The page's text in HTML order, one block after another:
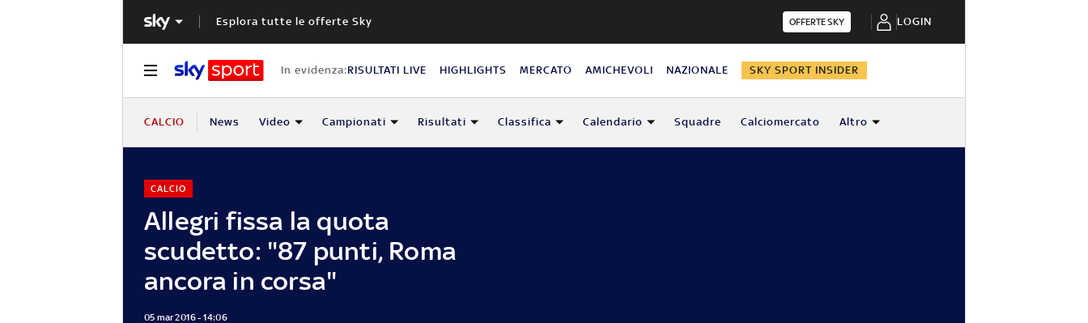
Esplora tutte le offerte Sky OFFERTE SKY LOGIN
In evidenza:RISULTATI LIVE HIGHLIGHTS MERCATO AMICHEVOLI NAZIONALE SKY SPORT INSIDER
CALCIO News Video Campionati Risultati Classifica Calendario Squadre Calciomercato Altro
Allegri fissa la quota
scudetto: "87 punti, Roma
ancora in corsa"
CALCIO
05 mar 2016 - 14:06